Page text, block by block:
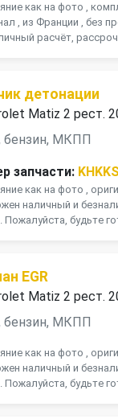
как на фото ,
, из Франции , без
расчёт,
детонации
Matiz 2 рест.
бензин, МКПП
запчасти:
как на фото ,
наличный и
Пожалуйста, будьте
EGR
Matiz 2 рест.
бензин, МКПП
как на фото ,
наличный и
Пожалуйста, будьте